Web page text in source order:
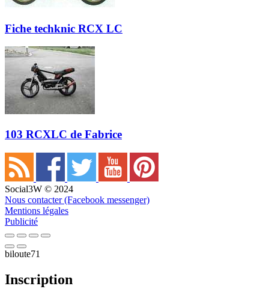
Fiche techknic RCX LC
103 RCXLC de Fabrice
Social3W © 2024
Nous contacter (Facebook messenger)
Mentions légales
Publicité
biloute71
Inscription